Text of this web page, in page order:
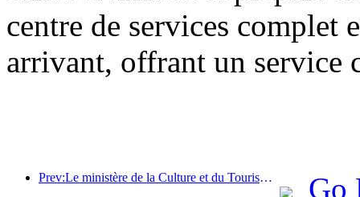
centre de services complet
arrivant, offrant un service
Prev:Le ministère de la Culture et du Tourisme a indiqué qu'en 2025, 16 994 sites touristiques de niveau A ont accueilli 7,51 milliards de visiteurs, générant des recettes touristiques de 554,49 milliards de yuans. Go